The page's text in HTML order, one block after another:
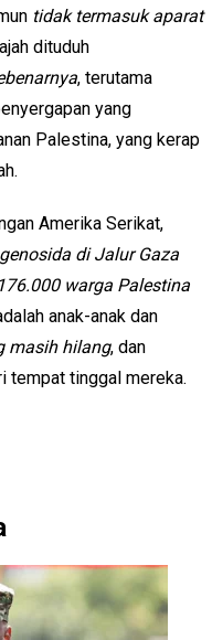
tidak termasuk aparat
dituduh
, terutama
yang
Palestina, yang kerap
Amerika Serikat,
di Jalur Gaza
176.000 warga Palestina
anak-anak dan
masih hilang, dan
tempat tinggal mereka.